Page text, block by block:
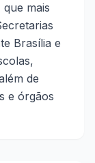
mais
Brasília e
de
e órgãos